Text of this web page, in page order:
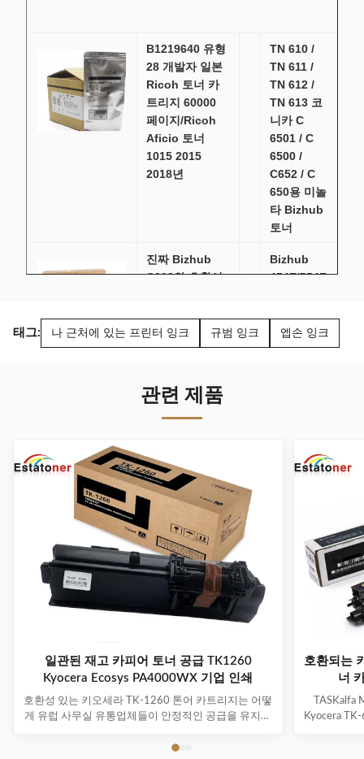
B1219640 유형
28 개발자 일본
Ricoh 토너 카
트리지 60000
페이지/Ricoh
Aficio 토너
1015 2015
2018년
TN 610 /
TN 611 /
TN 612 /
TN 613 코
니카 C
6501 / C
6500 /
C652 / C
650용 미놀
타 Bizhub
토너
진짜 Bizhub
C308와 호환이
Minolta 토너
Bizhub
454E/554E
한 검정
TN513
Bizhub 350
362 neu B를 위
한 본래 Konica
일반적인 토너
카트리지 8938 -
404 TN-311
Konica
용 DV910
호환 레이
저 개발자
태그: 나 근처에 있는 프린터 잉크 규범 잉크 엡손 잉크
관련 제품
일관된 재고 카피어 토너 공급 TK1260
Kyocera Ecosys PA4000WX 기업 인쇄
호환성 있는 키오세라 TK-1260 톤어 카트리지는 어떻
게 유럽 사무실 유통업체들이 안정적인 공급을 유지하
환성 있는 키오세라 TK-1260 톤어 카트리지 의 증가
호환되는
너
Kyocera